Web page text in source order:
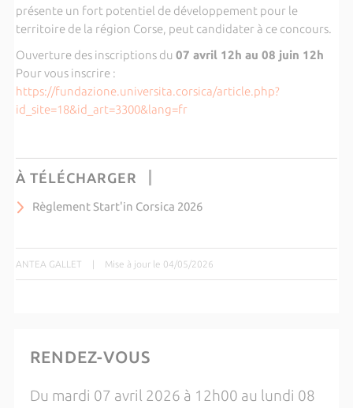
présente un fort potentiel de développement pour le
territoire de la région Corse, peut candidater à ce concours.
Ouverture des inscriptions du 07 avril 12h au 08 juin 12h
Pour vous inscrire :
https://fundazione.universita.corsica/article.php?
id_site=18&id_art=3300&lang=fr
À TÉLÉCHARGER
Règlement Start'in Corsica 2026
ANTEA GALLET | Mise à jour le 04/05/2026
RENDEZ-VOUS
Du mardi 07 avril 2026 à 12h00 au lundi 08